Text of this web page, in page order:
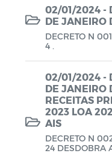
Planos em
Prestação de
QDD -
Recursos
Relatório de
02/01/2024 -
DE JANEIRO
DECRETO N
4 .
02/01/2024 -
DE JANEIRO
RECEITAS
2023 LOA
AIS
DECRETO N
24 DESDOBRA